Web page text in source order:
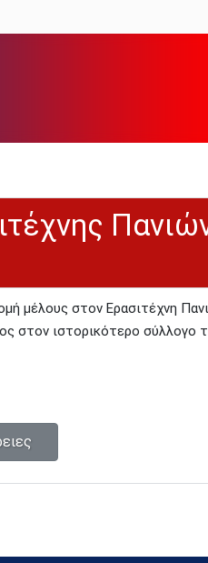
μέλους στον Ερασιτέχνη
στον ιστορικότερο σύλλογο